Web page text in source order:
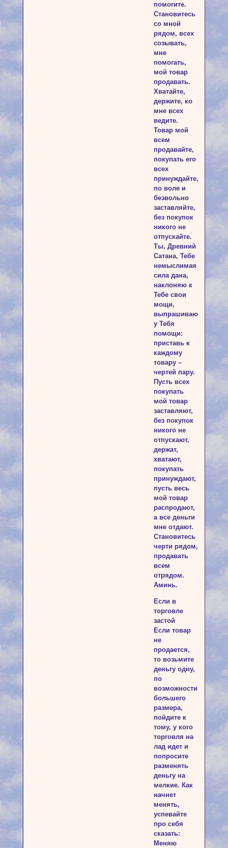
помогите.
Становитесь
со мной
рядом, всех
созывать,
мне
помогать,
мой товар
продавать.
Хватайте,
держите, ко
мне всех
ведите.
Товар мой
всем
продавайте,
покупать его
всех
принуждайте,
по воле и
безвольно
заставляйте,
без покупок
никого не
отпускайте.
Ты, Древний
Сатана, Тебе
немыслимая
сила дана,
наклоняю к
Тебе свои
мощи,
выпрашиваю
у Тебя
помощи:
приставь к
каждому
товару –
чертей пару.
Пусть всех
покупать
мой товар
заставляют,
без покупок
никого не
отпускают,
держат,
хватают,
покупать
принуждают,
пусть весь
мой товар
распродают,
а все деньги
мне отдают.
Становитесь
черти рядом,
продавать
всем
отрядом.
Аминь.
Если в
торговле
застой
Если товар
не
продается,
то возьмите
деньгу одну,
по
возможности
большего
размера,
пойдите к
тому, у кого
торговля на
лад идет и
попросите
разменять
деньгу на
мелкие. Как
начнет
менять,
успевайте
про себя
сказать:
Меняю